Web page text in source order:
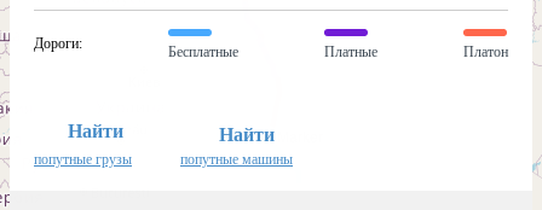
Дороги:
Бесплатные Платные Платон
Найти
попутные грузы
Найти
попутные машины